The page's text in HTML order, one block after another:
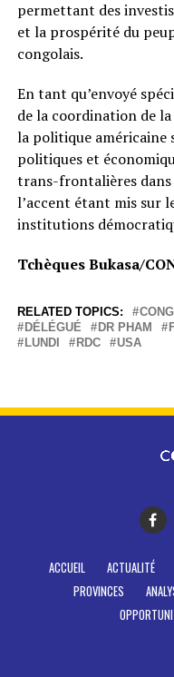
permettant des
et la prospérité du
congolais.
En tant qu’envoyé
de la coordination de
la politique américaine
politiques et
trans-frontalières dans
l’accent étant mis sur
institutions
Tchèques Bukasa/
RELATED TOPICS:
DÉLÉGUÉ
DR PHAM
LUNDI
RDC USA
ACCUEIL ACTUALITÉ
PROVINCES